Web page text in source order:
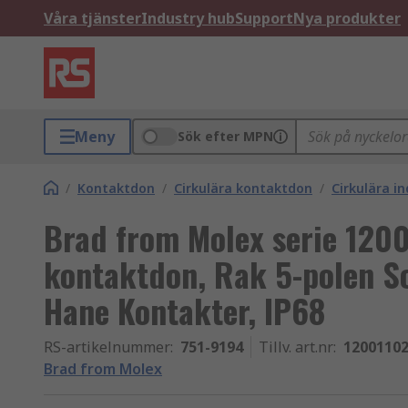
Våra tjänsterIndustry hubSupportNya produkter
Meny Sök efter MPN
/ Kontaktdon / Cirkulära kontaktdon / Cirkulära
Brad from Molex serie
kontaktdon, Rak 5-polen
Hane Kontakter, IP68
RS-artikelnummer: 751-9194 Tillv. art.nr:
Brad from Molex